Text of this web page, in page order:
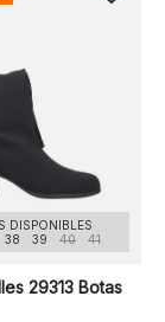
DISPONIBLES
38 39 40 41
29313 Botas